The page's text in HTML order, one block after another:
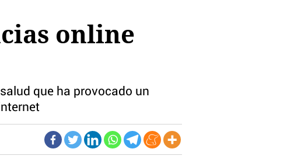
online
que ha provocado un